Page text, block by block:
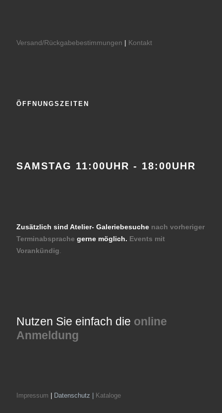
Versand/Rückgabebestimmungen | Kontakt
ÖFFNUNGSZEITEN
SAMSTAG 11:00UHR - 18:00UHR
Zusätzlich sind Atelier- Galeriebesuche nach vorheriger
Terminabsprache gerne möglich. Events mit
Vorankündig
Nutzen Sie einfach die online
Anmeldung
Impressum Datenschutz | Kataloge